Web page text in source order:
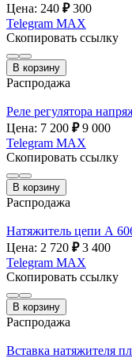
Цена: 240 ₽ 300
Telegram MAX
Скопировать ссылку
В корзину
Распродажа
Реле регулятора
Цена: 7 200 ₽ 9 000
Telegram MAX
Скопировать ссылку
В корзину
Распродажа
Натяжитель цепи А
Цена: 2 720 ₽ 3 400
Telegram MAX
Скопировать ссылку
В корзину
Распродажа
Вставка натяжителя